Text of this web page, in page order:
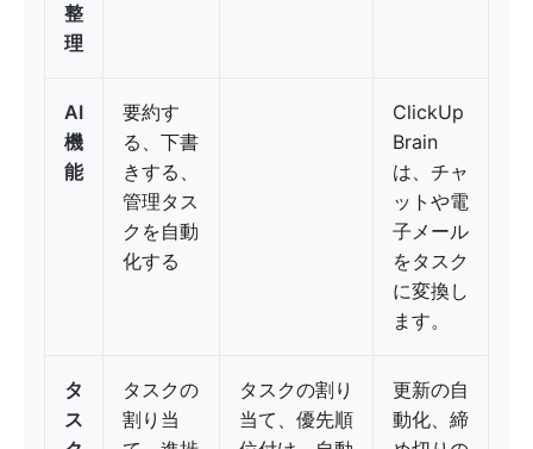
整
理
AI
機
能
要約す
る、下書
きする、
管理タス
クを自動
化する
ClickUp
Brain
は、チャ
ットや電
子メール
をタスク
に変換し
ます。
タ
ス
タスクの
割り当
タスクの割り
当て、優先順
更新の自
動化、締